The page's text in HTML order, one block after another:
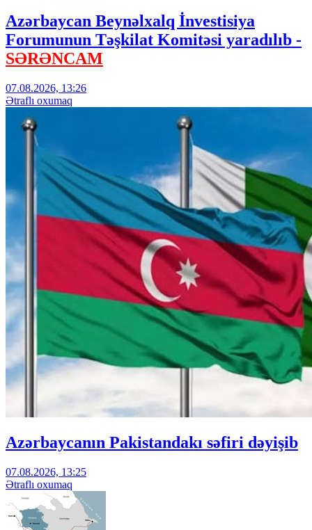
Azərbaycan Beynəlxalq İnvestisiya
Forumunun Təşkilat Komitəsi yaradılıb -
SƏRƏNCAM
07.08.2026, 13:26
Ətraflı oxumaq
Azərbaycanın Pakistandakı səfiri dəyişib
07.08.2026, 13:25
Ətraflı oxumaq